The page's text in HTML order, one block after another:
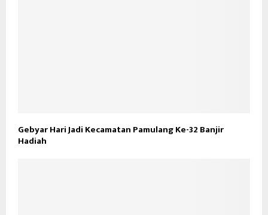
Gebyar Hari Jadi Kecamatan Pamulang Ke-32 Banjir
Hadiah